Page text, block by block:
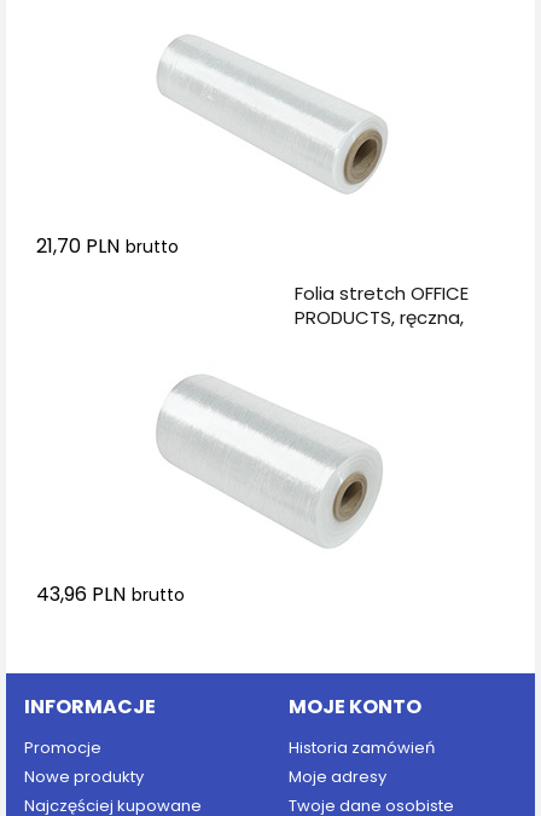
21,70 PLN brutto
Folia stretch OFFICE
PRODUCTS, ręczna,
43,96 PLN brutto
INFORMACJE
Promocje
Nowe produkty
Najczęściej kupowane
MOJE KONTO
Historia zamówień
Moje adresy
Twoje dane osobiste